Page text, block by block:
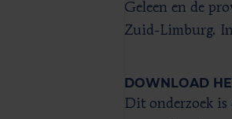
Geleen en de
Zuid-Limburg.
DOWNLOAD
Dit onderzoek is